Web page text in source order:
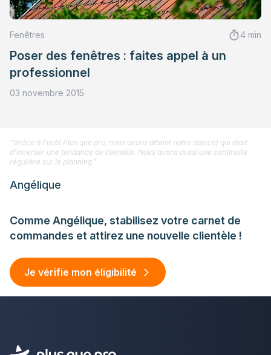
Fenêtres 4 min
Poser des fenêtres : faites appel à un
professionnel
03 novembre 2015
Comme Angélique, stabilisez votre carnet de
commandes et attirez une nouvelle clientèle !
Je vérifie mon éligibilité
"Grâce à l'outil Plus que pro, nous avons atteint notre objectif qui était
d'inverser une tendance de clientèle. Nous avons aussi une continuité
régulière sur le planning."
Angélique